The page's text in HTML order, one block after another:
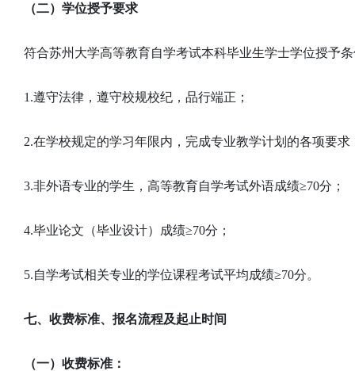
（二）学位授予要求
符合苏州大学高等教育自学考试本科毕业生学士学位授予
1.遵守法律，遵守校规校纪，品行端正；
2.在学校规定的学习年限内，完成专业教学计划的各项要
3.非外语专业的学生，高等教育自学考试外语成绩≥70分；
4.毕业论文（毕业设计）成绩≥70分；
5.自学考试相关专业的学位课程考试平均成绩≥70分。
七、收费标准、报名流程及起止时间
（一）收费标准：